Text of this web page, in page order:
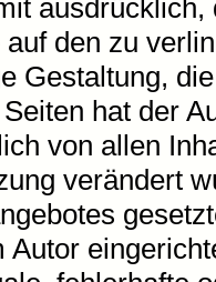
den zu
Gestaltung,
hat der
von allen
verändert
Autor